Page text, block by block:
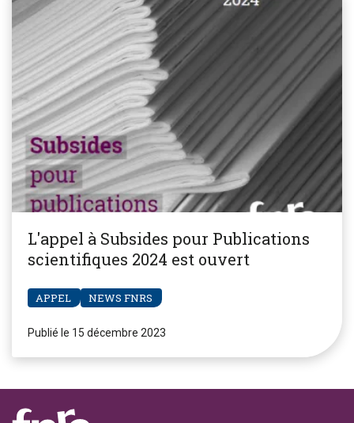
L'appel à Subsides pour Publications
scientifiques 2024 est ouvert
APPEL NEWS FNRS
Publié le 15 décembre 2023